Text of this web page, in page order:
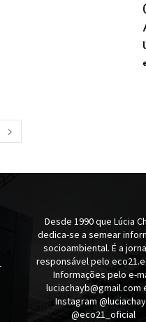
Desde 1990 que Lúcia
dedica-se a semear
socioambiental. É a
responsável pelo
Informações pelo e-
luciachayb@gmail.com
Instagram
@eco21_oficial